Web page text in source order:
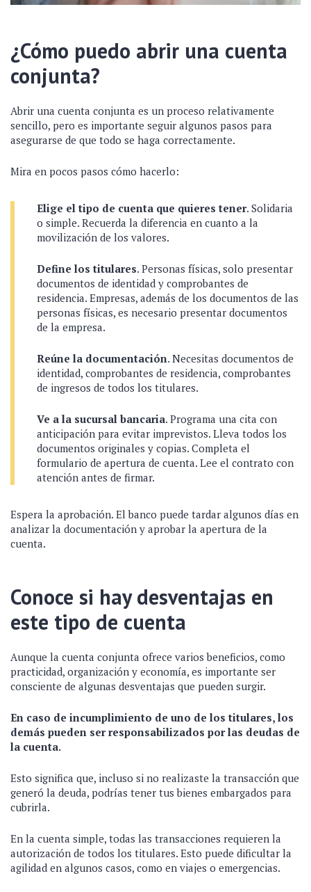
¿Cómo puedo abrir una cuenta
conjunta?
Abrir una cuenta conjunta es un proceso relativamente
sencillo, pero es importante seguir algunos pasos para
asegurarse de que todo se haga correctamente.
Mira en pocos pasos cómo hacerlo:
Elige el tipo de cuenta que quieres tener. Solidaria
o simple. Recuerda la diferencia en cuanto a la
movilización de los valores.
Define los titulares. Personas físicas, solo presentar
documentos de identidad y comprobantes de
residencia. Empresas, además de los documentos de las
personas físicas, es necesario presentar documentos
de la empresa.
Reúne la documentación. Necesitas documentos de
identidad, comprobantes de residencia, comprobantes
de ingresos de todos los titulares.
Ve a la sucursal bancaria. Programa una cita con
anticipación para evitar imprevistos. Lleva todos los
documentos originales y copias. Completa el
formulario de apertura de cuenta. Lee el contrato con
atención antes de firmar.
Espera la aprobación. El banco puede tardar algunos días en
analizar la documentación y aprobar la apertura de la
cuenta.
Conoce si hay desventajas en
este tipo de cuenta
Aunque la cuenta conjunta ofrece varios beneficios, como
practicidad, organización y economía, es importante ser
consciente de algunas desventajas que pueden surgir.
En caso de incumplimiento de uno de los titulares, los
demás pueden ser responsabilizados por las deudas de
la cuenta.
Esto significa que, incluso si no realizaste la transacción que
generó la deuda, podrías tener tus bienes embargados para
cubrirla.
En la cuenta simple, todas las transacciones requieren la
autorización de todos los titulares. Esto puede dificultar la
agilidad en algunos casos, como en viajes o emergencias.